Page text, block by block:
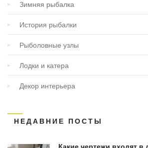
Зимняя рыбалка
История рыбалки
Рыболовные узлы
Лодки и катера
Декор интерьера
НЕДАВНИЕ ПОСТЫ